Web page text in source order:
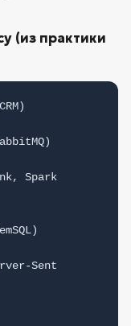
(из практики
Spark
Sent